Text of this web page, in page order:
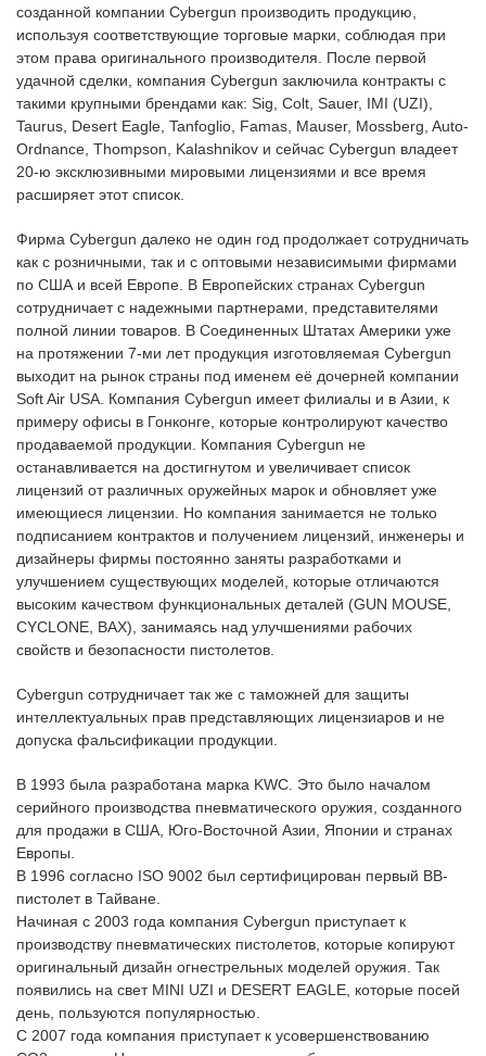
созданной компании Cybergun производить продукцию,
используя соответствующие торговые марки, соблюдая при
этом права оригинального производителя. После первой
удачной сделки, компания Cybergun заключила контракты с
такими крупными брендами как: Sig, Colt, Sauer, IMI (UZI),
Taurus, Desert Eagle, Tanfoglio, Famas, Mauser, Mossberg, Auto-
Ordnance, Thompson, Kalashnikov и сейчас Cybergun владеет
20-ю эксклюзивными мировыми лицензиями и все время
расширяет этот список.
Фирма Cybergun далеко не один год продолжает сотрудничать
как с розничными, так и с оптовыми независимыми фирмами
по США и всей Европе. В Европейских странах Cybergun
сотрудничает с надежными партнерами, представителями
полной линии товаров. В Соединенных Штатах Америки уже
на протяжении 7-ми лет продукция изготовляемая Cybergun
выходит на рынок страны под именем её дочерней компании
Soft Air USA. Компания Cybergun имеет филиалы и в Азии, к
примеру офисы в Гонконге, которые контролируют качество
продаваемой продукции. Компания Cybergun не
останавливается на достигнутом и увеличивает список
лицензий от различных оружейных марок и обновляет уже
имеющиеся лицензии. Но компания занимается не только
подписанием контрактов и получением лицензий, инженеры и
дизайнеры фирмы постоянно заняты разработками и
улучшением существующих моделей, которые отличаются
высоким качеством функциональных деталей (GUN MOUSE,
CYCLONE, BAX), занимаясь над улучшениями рабочих
свойств и безопасности пистолетов.
Cybergun сотрудничает так же с таможней для защиты
интеллектуальных прав представляющих лицензиаров и не
допуска фальсификации продукции.
В 1993 была разработана марка KWC. Это было началом
серийного производства пневматического оружия, созданного
для продажи в США, Юго-Восточной Азии, Японии и странах
Европы.
В 1996 согласно ISO 9002 был сертифицирован первый BB-
пистолет в Тайване.
Начиная с 2003 года компания Cybergun приступает к
производству пневматических пистолетов, которые копируют
оригинальный дизайн огнестрельных моделей оружия. Так
появились на свет MINI UZI и DESERT EAGLE, которые посей
день, пользуются популярностью.
С 2007 года компания приступает к усовершенствованию